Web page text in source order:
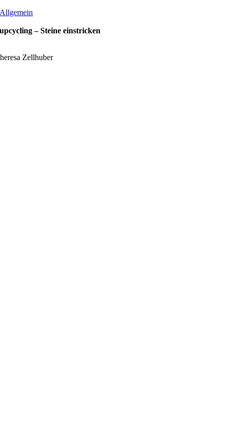
Allgemein
upcycling – Steine einstricken
Zellhuber